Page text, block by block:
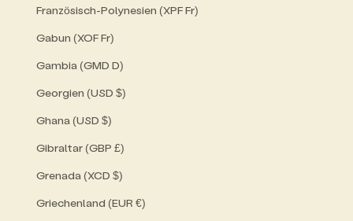
Französisch-Polynesien (XPF Fr)
Gabun (XOF Fr)
Gambia (GMD D)
Georgien (USD $)
Ghana (USD $)
Gibraltar (GBP £)
Grenada (XCD $)
Griechenland (EUR €)